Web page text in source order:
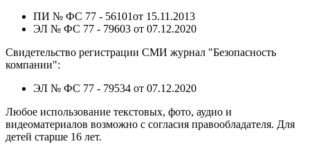
ПИ № ФС 77 - 56101от 15.11.2013
ЭЛ № ФС 77 - 79603 от 07.12.2020
Свидетельство регистрации СМИ журнал "Безопасность
компании":
ЭЛ № ФС 77 - 79534 от 07.12.2020
Любое использование текстовых, фото, аудио и
видеоматериалов возможно с согласия правообладателя. Для
детей старше 16 лет.